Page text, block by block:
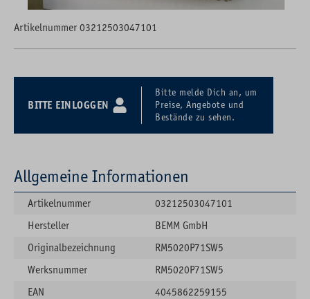
Artikelnummer 03212503047101
BITTE EINLOGGEN
Bitte melde Dich an, um
Preise, Angebote und
Bestände zu sehen.
Allgemeine Informationen
Artikelnummer
03212503047101
Hersteller
BEMM GmbH
Originalbezeichnung
RM5020P71SW5
Werksnummer
RM5020P71SW5
EAN
4045862259155